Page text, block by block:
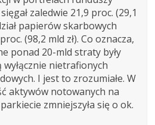
zaledwie 21,9 proc. (29,1
papierów skarbowych
(98,2 mld zł). Co oznacza,
ponad 20-mld straty były
nietrafionych
I jest to zrozumiałe. W
aktywów notowanych na
zmniejszyła się o ok.